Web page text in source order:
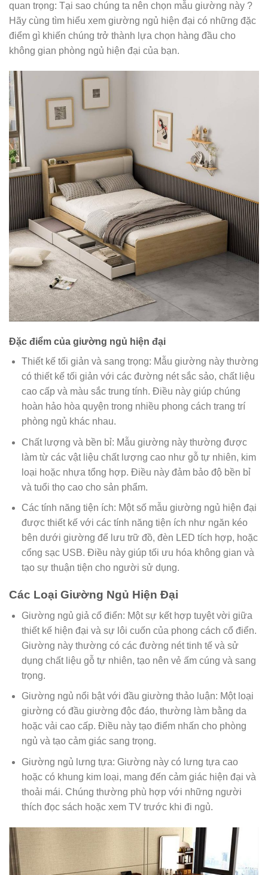
quan trọng: Tại sao chúng ta nên chọn mẫu giường này ?
Hãy cùng tìm hiểu xem giường ngủ hiện đại có những đặc
điểm gì khiến chúng trở thành lựa chọn hàng đầu cho
không gian phòng ngủ hiện đại của bạn.
Đặc điểm của giường ngủ hiện đại
Thiết kế tối giản và sang trọng: Mẫu giường này thường
có thiết kế tối giản với các đường nét sắc sảo, chất liệu
cao cấp và màu sắc trung tính. Điều này giúp chúng
hoàn hảo hòa quyện trong nhiều phong cách trang trí
phòng ngủ khác nhau.
Chất lượng và bền bỉ: Mẫu giường này thường được
làm từ các vật liệu chất lượng cao như gỗ tự nhiên, kim
loại hoặc nhựa tổng hợp. Điều này đảm bảo độ bền bỉ
và tuổi thọ cao cho sản phẩm.
Các tính năng tiện ích: Một số mẫu giường ngủ hiện đại
được thiết kế với các tính năng tiện ích như ngăn kéo
bên dưới giường để lưu trữ đồ, đèn LED tích hợp, hoặc
cổng sạc USB. Điều này giúp tối ưu hóa không gian và
tạo sự thuận tiện cho người sử dụng.
Các Loại Giường Ngủ Hiện Đại
Giường ngủ giả cổ điển: Một sự kết hợp tuyệt vời giữa
thiết kế hiện đại và sự lôi cuốn của phong cách cổ điển.
Giường này thường có các đường nét tinh tế và sử
dụng chất liệu gỗ tự nhiên, tạo nên vẻ ấm cúng và sang
trọng.
Giường ngủ nổi bật với đầu giường thảo luận: Một loại
giường có đầu giường độc đáo, thường làm bằng da
hoặc vải cao cấp. Điều này tạo điểm nhấn cho phòng
ngủ và tạo cảm giác sang trọng.
Giường ngủ lưng tựa: Giường này có lưng tựa cao
hoặc có khung kim loại, mang đến cảm giác hiện đại và
thoải mái. Chúng thường phù hợp với những người
thích đọc sách hoặc xem TV trước khi đi ngủ.